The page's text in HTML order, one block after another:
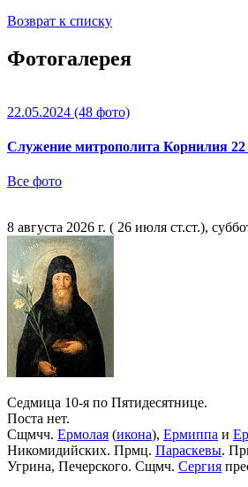
Возврат к списку
Фотогалерея
22.05.2024 (48 фото)
Служение митрополита Корнилия 22
Все фото
8 августа 2026 г. ( 26 июля ст.ст.),
Седмица 10-я по Пятидесятнице.
Поста нет.
Сщмчч. Ермолая (икона), Ермиппа и
Никомидийских. Прмц. Параскевы.
Угрина, Печерского. Сщмч. Сергия